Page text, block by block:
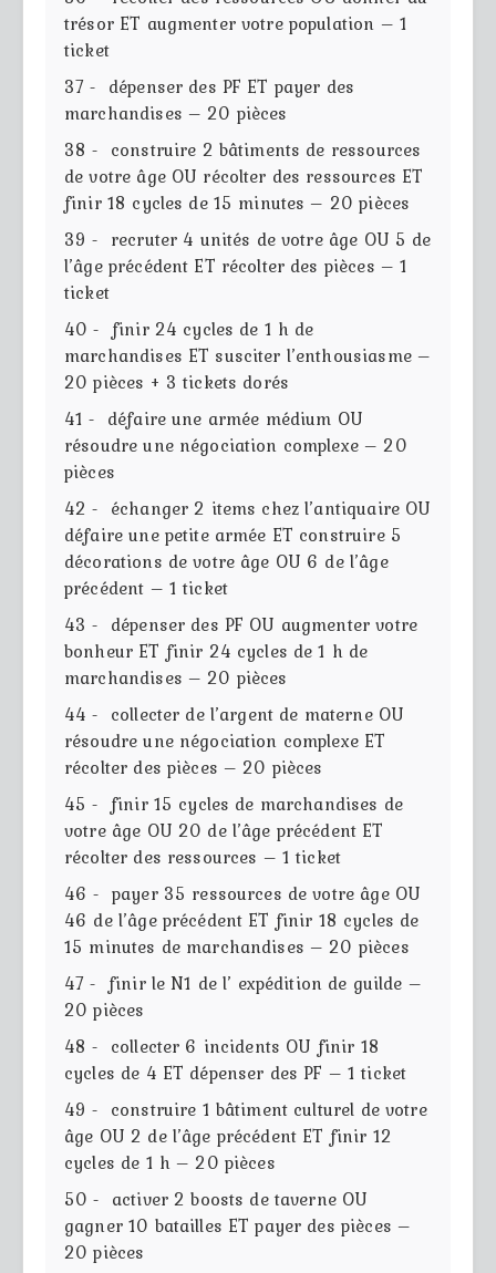
trésor ET augmenter votre population – 1
ticket
37 - dépenser des PF ET payer des
marchandises – 20 pièces
38 - construire 2 bâtiments de ressources
de votre âge OU récolter des ressources ET
finir 18 cycles de 15 minutes – 20 pièces
39 - recruter 4 unités de votre âge OU 5 de
l’âge précédent ET récolter des pièces – 1
ticket
40 - finir 24 cycles de 1 h de
marchandises ET susciter l’enthousiasme –
20 pièces + 3 tickets dorés
41 - défaire une armée médium OU
résoudre une négociation complexe – 20
pièces
42 - échanger 2 items chez l’antiquaire OU
défaire une petite armée ET construire 5
décorations de votre âge OU 6 de l’âge
précédent – 1 ticket
43 - dépenser des PF OU augmenter votre
bonheur ET finir 24 cycles de 1 h de
marchandises – 20 pièces
44 - collecter de l’argent de materne OU
résoudre une négociation complexe ET
récolter des pièces – 20 pièces
45 - finir 15 cycles de marchandises de
votre âge OU 20 de l’âge précédent ET
récolter des ressources – 1 ticket
46 - payer 35 ressources de votre âge OU
46 de l’âge précédent ET finir 18 cycles de
15 minutes de marchandises – 20 pièces
47 - finir le N1 de l’ expédition de guilde –
20 pièces
48 - collecter 6 incidents OU finir 18
cycles de 4 ET dépenser des PF – 1 ticket
49 - construire 1 bâtiment culturel de votre
âge OU 2 de l’âge précédent ET finir 12
cycles de 1 h – 20 pièces
50 - activer 2 boosts de taverne OU
gagner 10 batailles ET payer des pièces –
20 pièces